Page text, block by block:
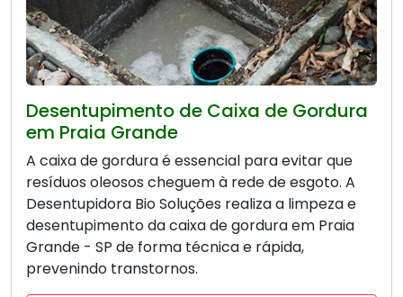
Desentupimento de Caixa de Gordura
em Praia Grande
A caixa de gordura é essencial para evitar que
resíduos oleosos cheguem à rede de esgoto. A
Desentupidora Bio Soluções realiza a limpeza e
desentupimento da caixa de gordura em Praia
Grande - SP de forma técnica e rápida,
prevenindo transtornos.